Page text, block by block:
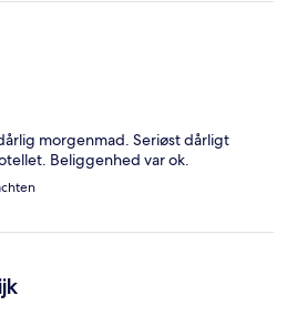
morgenmad. Seriøst dårligt
Beliggenhed var ok.